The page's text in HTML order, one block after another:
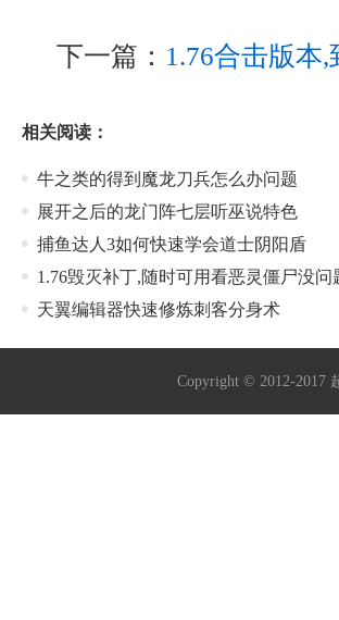
下一篇： 1.76合击版本
相关阅读：
牛之类的得到魔龙刀兵怎么办问题
展开之后的龙门阵七层听巫说特色
捕鱼达人3如何快速学会道士阴阳盾
1.76毁灭补丁,随时可用看恶灵僵尸没问
天翼编辑器快速修炼刺客分身术
Copyright © 2012-2017